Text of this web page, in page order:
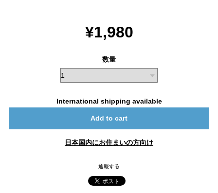
¥1,980
数量
International shipping available
Add to cart
日本国内にお住まいの方向け
通報する